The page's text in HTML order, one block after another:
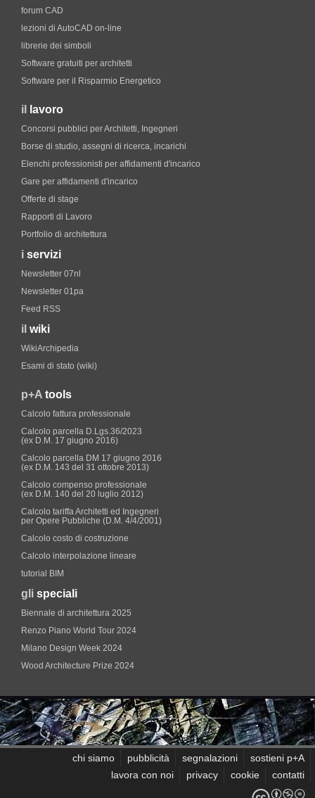
forum CAD
lezioni di AutoCAD on-line
librerie dei simboli
Software gratuiti per architetti
Software per il Risparmio Energetico
il lavoro
Concorsi pubblici per Architetti, Ingegneri
Borse di studio, assegni di ricerca, incarichi
Elenchi professionisti per affidamenti d'incarico
Gare per affidamenti d'incarico
Offerte di stage
Rapporti di Lavoro
Portfolio di architettura
i servizi
Newsletter 07nl
Newsletter 01pa
Feed RSS
il wiki
WikiArchipedia
Esami di stato (wiki)
p+A tools
Calcolo fattura professionale
Calcolo parcella D.Lgs.36/2023
(ex D.M. 17 giugno 2016)
Calcolo parcella DM 17 giugno 2016
(ex D.M. 143 del 31 ottobre 2013)
Calcolo compenso professionale
(ex D.M. 140 del 20 luglio 2012)
Calcolo tariffa Architetti ed Ingegneri
per Opere Pubbliche (D.M. 4/4/2001)
Calcolo costo di costruzione
Calcolo interpolazione lineare
tutorial BIM
gli speciali
Biennale di architettura 2025
Renzo Piano World Tour 2024
Milano Design Week 2024
Wood Architecture Prize 2024
chi siamo pubblicità segnalazioni
sostieni p+A
lavora con noi
privacy cookie contatti